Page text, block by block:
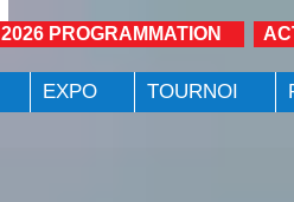
2026 PROGRAMMATION
EXPO TOURNOI